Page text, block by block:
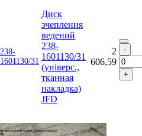
238-
1601130/31
Диск
зчеплення
ведений
238-
1601130/31
(універс.,
тканная
накладка)
JFD
2
606,59